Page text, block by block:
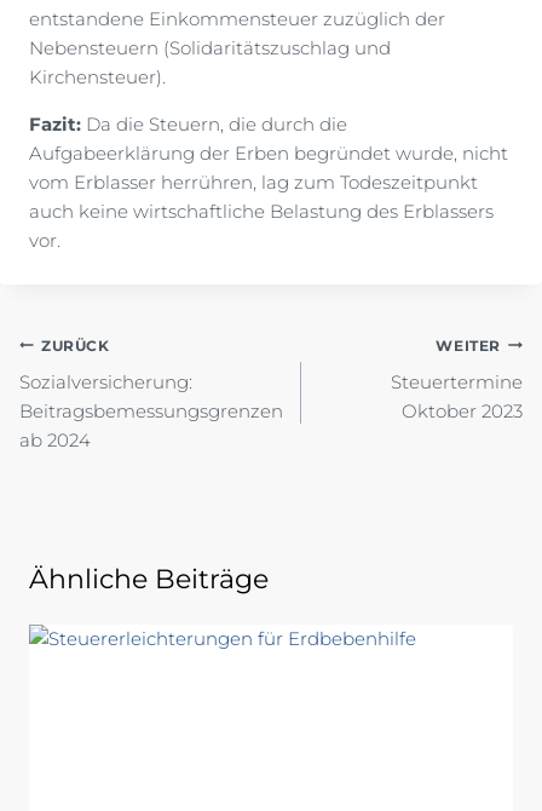
entstandene Einkommensteuer zuzüglich der
Nebensteuern (Solidaritätszuschlag und
Kirchensteuer).
Fazit: Da die Steuern, die durch die
Aufgabeerklärung der Erben begründet wurde, nicht
vom Erblasser herrühren, lag zum Todeszeitpunkt
auch keine wirtschaftliche Belastung des Erblassers
vor.
Beitragsnavigation
ZURÜCK
Sozialversicherung:
Beitragsbemessungsgrenzen
ab 2024
WEITER
Steuertermine
Oktober 2023
Ähnliche Beiträge